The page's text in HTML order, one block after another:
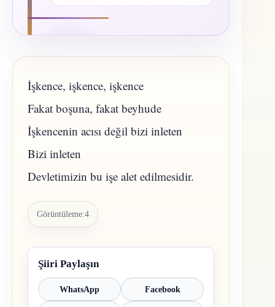
İşkence, işkence, işkence
Fakat boşuna, fakat beyhude
İşkencenin acısı değil bizi inleten
Bizi inleten
Devletimizin bu işe alet edilmesidir.
Görüntüleme:4
Şiiri Paylaşın
WhatsApp Facebook